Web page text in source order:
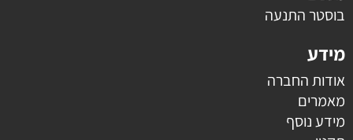
בוסטר התנעה
מידע
אודות החברה
מאמרים
מידע נוסף